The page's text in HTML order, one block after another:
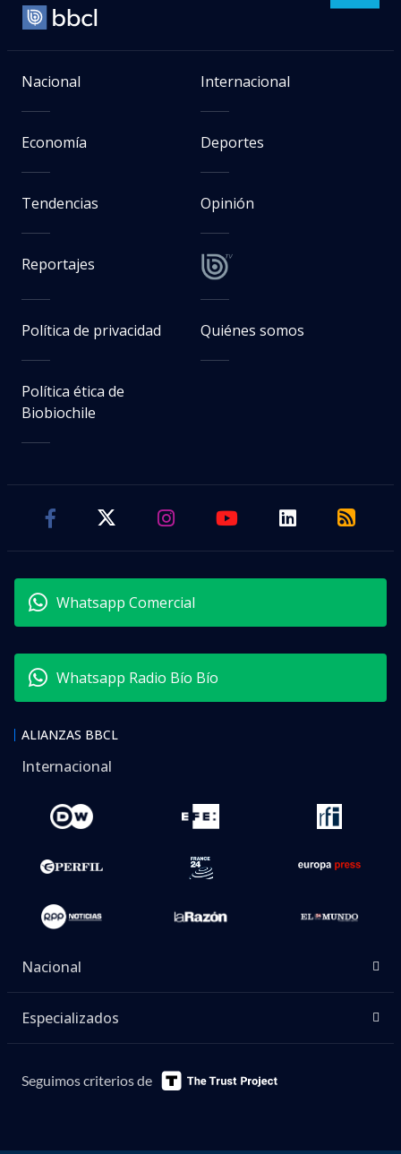
Nacional Internacional
Economía Deportes
Tendencias Opinión
Reportajes
Política de privacidad Quiénes somos
Política ética de
Biobiochile
Whatsapp Comercial
Whatsapp Radio Bío Bío
ALIANZAS BBCL
Internacional
Nacional
Especializados
Seguimos criterios de